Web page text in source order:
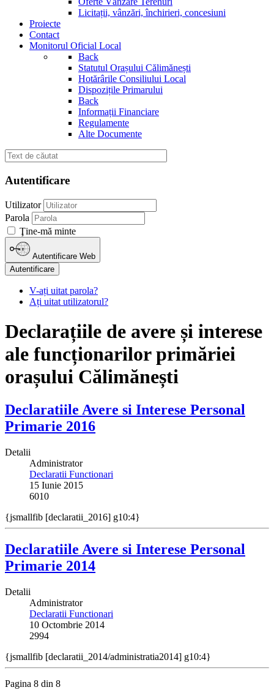
Licitații, vânzări, închirieri, concesiuni
Proiecte
Contact
Monitorul Oficial Local
Back
Statutul Orașului Călimănești
Hotărârile Consiliului Local
Dispozițile Primarului
Back
Informații Financiare
Regulamente
Alte Documente
Autentificare
Utilizator
Parola
Ţine-mă minte
Autentificare Web
Autentificare
V-ați uitat parola?
Ați uitat utilizatorul?
Declarațiile de avere și interese
ale funcționarilor primăriei
orașului Călimănești
Declaratiile Avere si Interese Personal
Primarie 2016
Detalii
Administrator
Declaratii Functionari
15 Iunie 2015
6010
{jsmallfib [declaratii_2016] g10:4}
Declaratiile Avere si Interese Personal
Primarie 2014
Detalii
Administrator
Declaratii Functionari
10 Octombrie 2014
2994
{jsmallfib [declaratii_2014/administratia2014] g10:4}
Pagina 8 din 8